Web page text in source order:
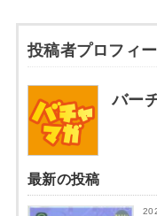
投稿者プロフィ
バー
最新の投稿